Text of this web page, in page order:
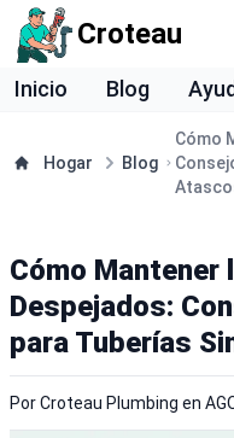
Croteau
Inicio Blog
Hogar Blog
Cómo
Cómo Mantener
Despejados:
para Tuberías
PorCroteau Plumbing en